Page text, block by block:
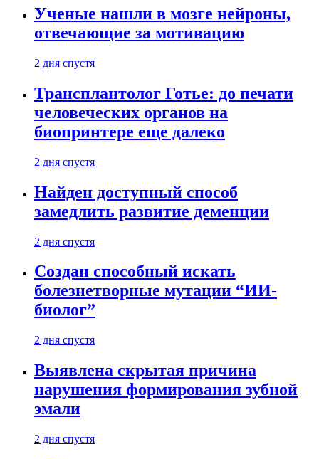
Ученые нашли в мозге нейроны,
отвечающие за мотивацию
2 дня спустя
Трансплантолог Готье: до печати
человеческих органов на
биопринтере еще далеко
2 дня спустя
Найден доступный способ
замедлить развитие деменции
2 дня спустя
Создан способный искать
болезнетворные мутации “ИИ-
биолог”
2 дня спустя
Выявлена скрытая причина
нарушения формирования зубной
эмали
2 дня спустя